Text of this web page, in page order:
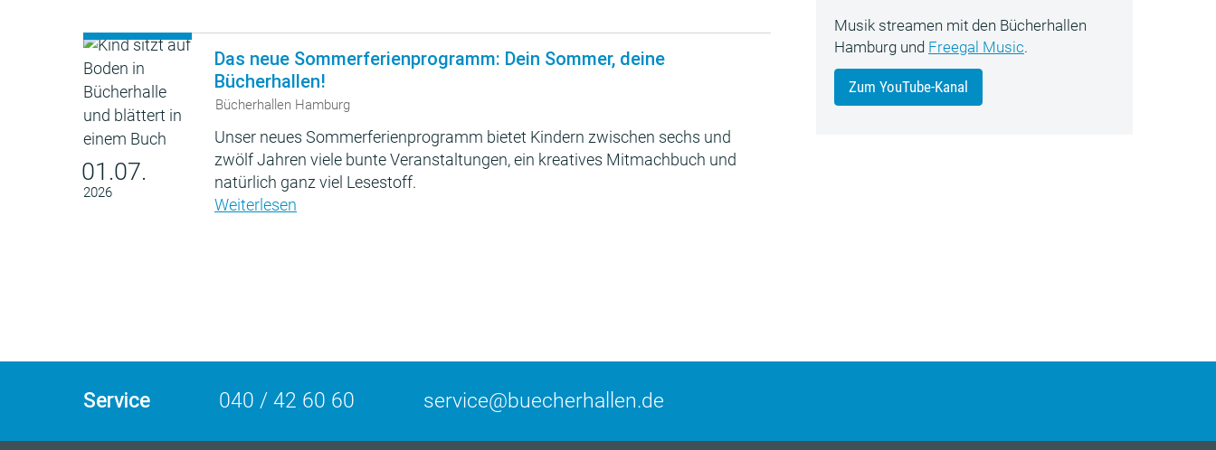
01.07.
2026
Das neue Sommerferienprogramm: Dein Sommer, deine
Bücherhallen!
Bücherhallen Hamburg
Unser neues Sommerferienprogramm bietet Kindern zwischen sechs und
zwölf Jahren viele bunte Veranstaltungen, ein kreatives Mitmachbuch und
natürlich ganz viel Lesestoff.
Weiterlesen
Musik streamen mit den Bücherhallen
Hamburg und Freegal Music.
Zum YouTube-Kanal
Service 040 / 42 60 60 service@buecherhallen.de